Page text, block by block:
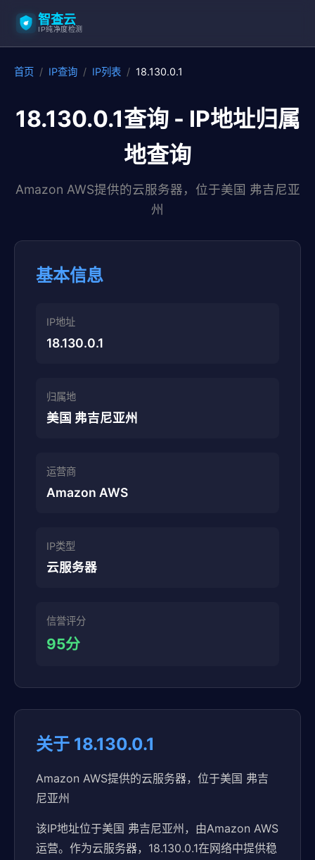
智查云
IP纯净度检测
首页 / IP查询 / IP列表 / 18.130.0.1
18.130.0.1查询 - IP地址归属
地查询
Amazon AWS提供的云服务器，位于美国 弗吉尼亚
州
基本信息
IP地址
18.130.0.1
归属地
美国 弗吉尼亚州
运营商
Amazon AWS
IP类型
云服务器
信誉评分
95分
关于 18.130.0.1
Amazon AWS提供的云服务器，位于美国 弗吉
尼亚州
该IP地址位于美国 弗吉尼亚州，由Amazon AWS
运营。作为云服务器，18.130.0.1在网络中提供稳